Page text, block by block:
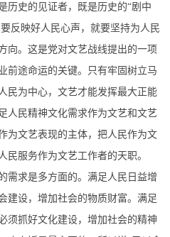
历史的见证者，既是历史的“剧中
反映好人民心声，就要坚持为人民
向。这是党对文艺战线提出的一项
前途命运的关键。只有牢固树立马
民为中心，文艺才能发挥最大正能
人民精神文化需求作为文艺和文艺
为文艺表现的主体，把人民作为文
民服务作为文艺工作者的天职。
需求是多方面的。满足人民日益增
建设，增加社会的物质财富。满足
须抓好文化建设，增加社会的精神